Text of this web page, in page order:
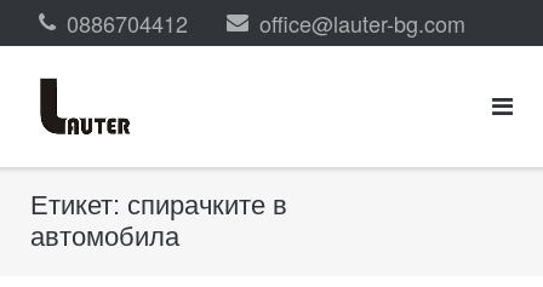
to
0886704412 office@lauter-bg.com
Етикет: спирачките в
автомобила